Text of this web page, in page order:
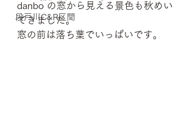
段戸川C&R区間
danbo の窓から見える景色も秋めい
てきました。
窓の前は落ち葉でいっぱいです。